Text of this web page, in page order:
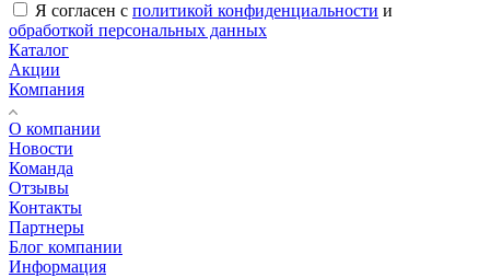
Я согласен с политикой конфиденциальности и
обработкой персональных данных
Каталог
Акции
Компания
О компании
Новости
Команда
Отзывы
Контакты
Партнеры
Блог компании
Информация